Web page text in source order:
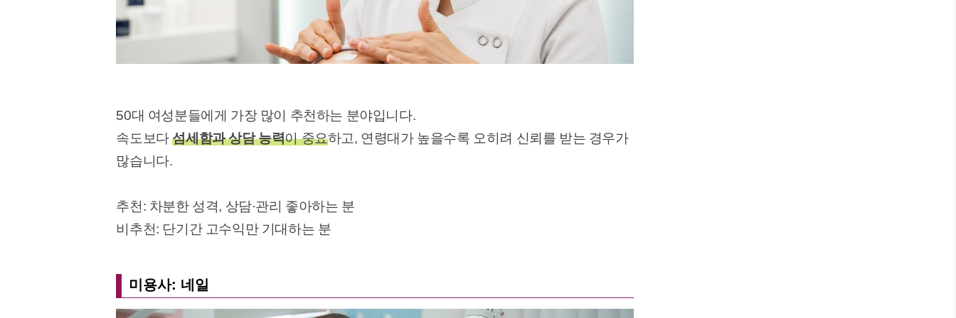
50대 여성분들에게 가장 많이 추천하는 분야입니다.
속도보다섬세함과 상담 능력이 중요하고, 연령대가 높을수록 오히려 신뢰를 받는 경우가
많습니다.
추천: 차분한 성격, 상담·관리 좋아하는 분
비추천: 단기간 고수익만 기대하는 분
미용사: 네일